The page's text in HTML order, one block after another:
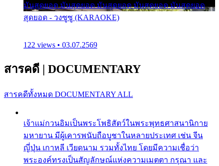
มันสุดยอด มันสุดยอด มันสุดยอด มันสุดยอด มันสุดยอด
สุดยอด - วงซูซู (KARAOKE)
122 views • 03.07.2569
สารคดี | DOCUMENTARY
สารคดีทั้งหมด DOCUMENTARY ALL
เจ้าแม่กวนอิมเป็นพระโพธิสัตว์ในพระพุทธศาสนานิกาย
มหายาน มีผู้เคารพนับถือบูชาในหลายประเทศ เช่น จีน
ญี่ปุ่น เกาหลี เวียดนาม รวมทั้งไทย โดยมีความเชื่อว่า
พระองค์ทรงเป็นสัญลักษณ์แห่งความเมตตา กรุณา และ